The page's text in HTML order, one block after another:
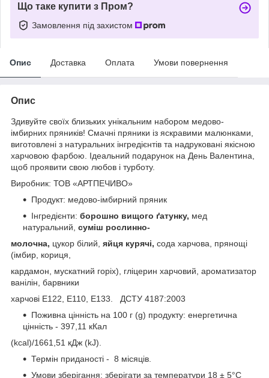
Що таке купити з Пром?
Замовлення під захистом
Опис Доставка Оплата Умови повернення
Опис
Здивуйте своїх близьких унікальним набором медово-
імбирних пряників! Смачні пряники із яскравими малюнками,
виготовлені з натуральних інгредієнтів та надруковані якісною
харчовою фарбою. Ідеальний подарунок на День Валентина,
щоб проявити свою любов і турботу.
Виробник: ТОВ «АРТПЕЧИВО»
Продукт: медово-імбирний пряник
Інгредієнти: борошно вищого ґатунку, мед
натуральний, суміш рослинно-
молочна, цукор білий, яйця курячі, сода харчова, прянощі
(імбир, кориця,
кардамон, мускатний горіх), гліцерин харчовий, ароматизатор
ванілін, барвники
харчові Е122, E110, E133. ДСТУ 4187:2003
Поживна цінність на 100 г (g) продукту: енергетична
цінність - 397,11 кКал
(kcal)/1661,51 кДж (kJ).
Термін приданості - 8 місяців.
Умови зберігання: зберігати за температури 18 ± 5°C